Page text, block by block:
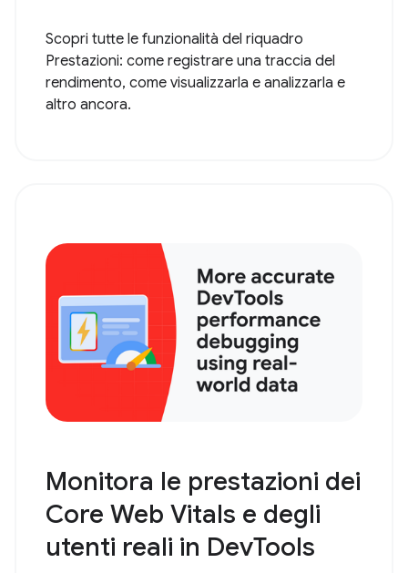
Scopri tutte le funzionalità del riquadro
Prestazioni: come registrare una traccia del
rendimento, come visualizzarla e analizzarla e
altro ancora.
Monitora le prestazioni dei
Core Web Vitals e degli
utenti reali in DevTools